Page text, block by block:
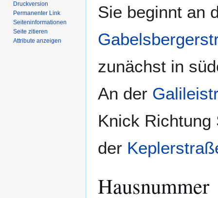
Sie beginnt an
zunächst in
An der
Knick Richtung
der
Hausnummer
Druckversion
Permanenter Link
Seiten­­informationen
Seite zitieren
Attribute anzeigen